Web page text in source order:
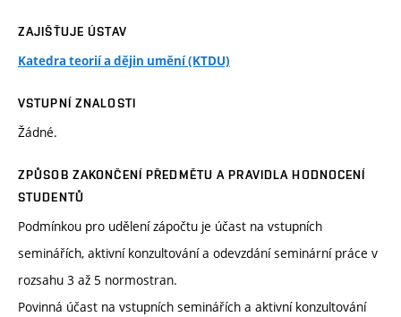
ZAJIŠŤUJE ÚSTAV
Katedra teorií a dějin umění (KTDU)
VSTUPNÍ ZNALOSTI
Žádné.
ZPŮSOB ZAKONČENÍ PŘEDMĚTU A PRAVIDLA HODNOCENÍ
STUDENTŮ
Podmínkou pro udělení zápočtu je účast na vstupních
seminářích, aktivní konzultování a odevzdání seminární práce v
rozsahu 3 až 5 normostran.
Povinná účast na vstupních seminářích a aktivní konzultování